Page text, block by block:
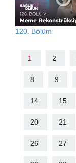
120. Bölüm
1 2
8 9
14 15
20 21
26 27